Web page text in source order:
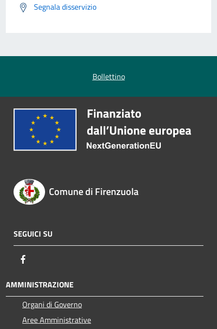
Segnala disservizio
Bollettino
Comune di Firenzuola
SEGUICI SU
AMMINISTRAZIONE
Organi di Governo
Aree Amministrative